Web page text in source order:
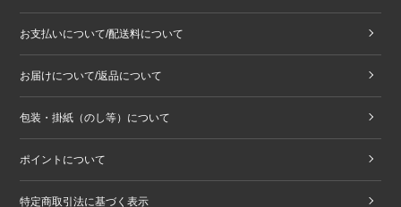
お支払いについて/配送料について
お届けについて/返品について
包装・掛紙（のし等）について
ポイントについて
特定商取引法に基づく表示